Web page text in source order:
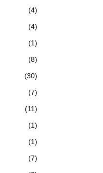
4
4
1
8
30
7
11
1
1
7